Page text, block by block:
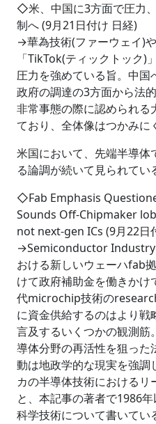
◇米、中国に3方面で圧力
制へ (9月21日付け 日経)
→華為技術(ファーウェイ)
「TikTok(ティックトック)
圧力を強めている旨。中
政府の調達の3方面から法
非常事態の際に認められる
ており、全体像はつかみに
米国において、先端半導体
る論調が続いて見られてい
◇Fab Emphasis
Sounds Off-Chipmaker
not next-gen ICs (9月22日
→Semiconductor Industry
おける新しいウェーハfab
けて政府補助金を働きか
代microchip技術の
に資金供給するのはより
言及するいくつかの観測
導体分野の再活性を狙っ
動は地政学的な現実を強調
カの半導体技術におけるリ
と、本記事の著者で1986
科学技術について書いてい